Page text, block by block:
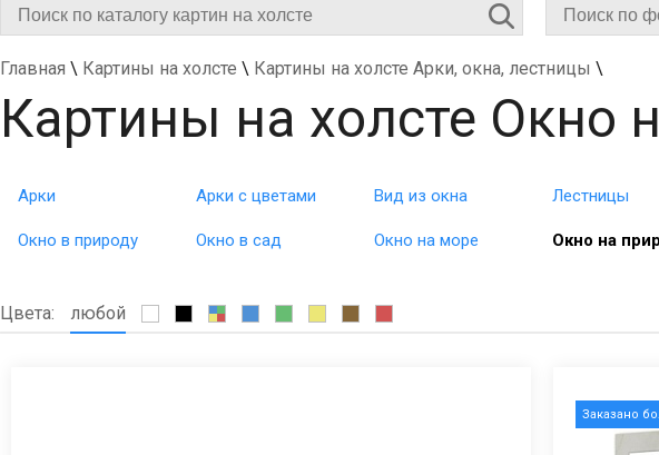
Главная \ Картины на холсте \ Картины на холсте Арки, окна, лестницы \
Картины на холсте Окно
Арки Арки с цветами Вид из окна Лестницы
Окно в природу Окно в сад Окно на море Окно на
Цвета: любой
Заказано